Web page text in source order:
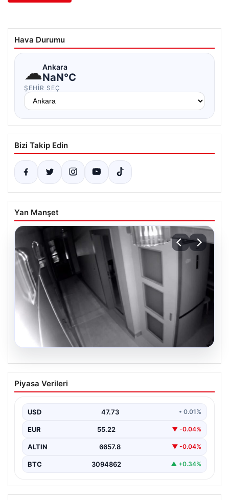
Hava Durumu
☁Ankara
NaN°C
ŞEHIR SEÇ
Bizi Takip Edin
Yan Manşet
Gaziantep’te Deprem Anı Güvenlik
Kameralarına Yansıdı
gerçekleşen 4.5 büyüklüğündeki deprem, bölgedeki
vatandaşlar tarafından korkulu anlar…
Piyasa Verileri
USD 47.73 • 0.01%
EUR 55.22 ▼ -0.04%
ALTIN 6657.8 ▼ -0.04%
BTC 3094862 ▲ +0.34%